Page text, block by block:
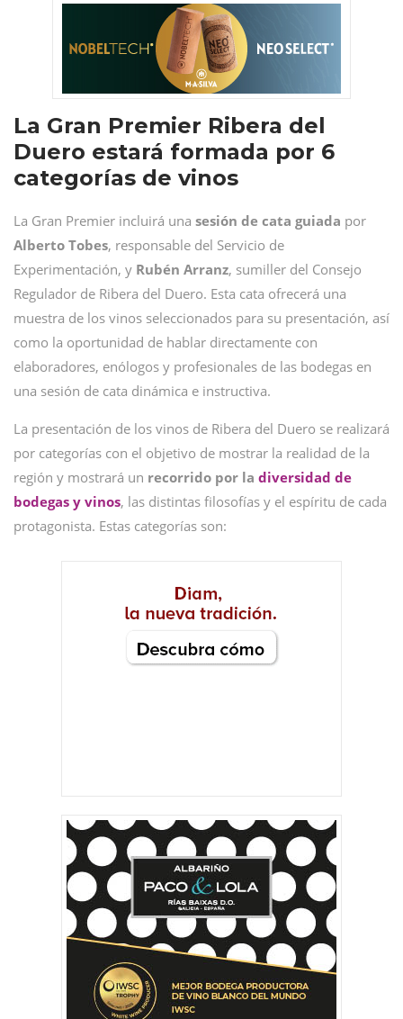
La Gran Premier Ribera del
Duero estará formada por 6
categorías de vinos
La Gran Premier incluirá una sesión de cata guiada por
Alberto Tobes, responsable del Servicio de
Experimentación, y Rubén Arranz, sumiller del Consejo
Regulador de Ribera del Duero. Esta cata ofrecerá una
muestra de los vinos seleccionados para su presentación, así
como la oportunidad de hablar directamente con
elaboradores, enólogos y profesionales de las bodegas en
una sesión de cata dinámica e instructiva.
La presentación de los vinos de Ribera del Duero se realizará
por categorías con el objetivo de mostrar la realidad de la
región y mostrará un recorrido por la diversidad de
bodegas y vinos, las distintas filosofías y el espíritu de cada
protagonista. Estas categorías son: